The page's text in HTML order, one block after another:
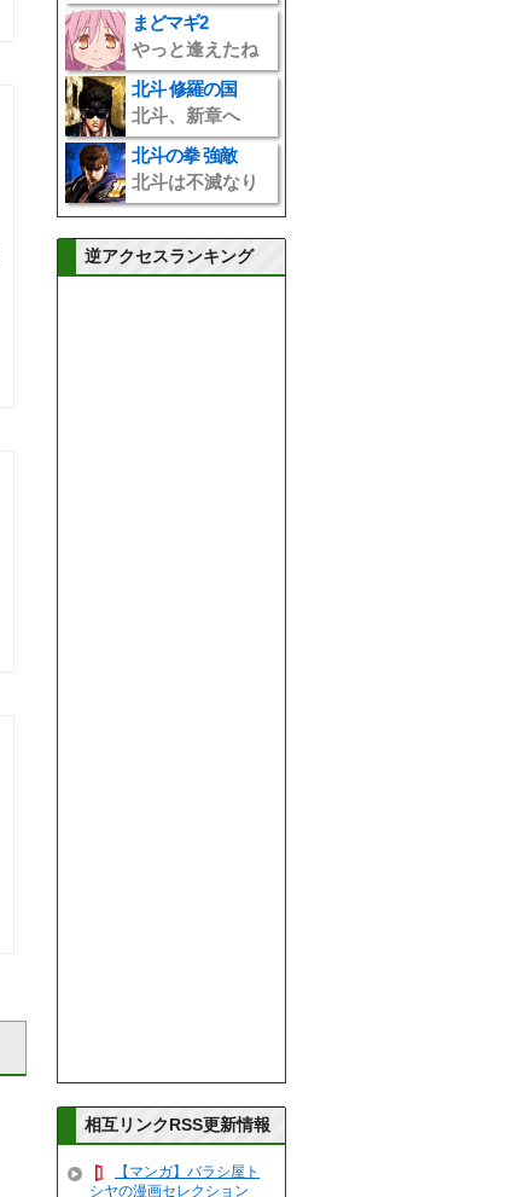
">
">
まどマギ2
やっと逢えたね
">
北斗 修羅の国
北斗、新章へ
">
北斗の拳 強敵
北斗は不滅なり
逆アクセスランキング
相互リンクRSS更新情報
【マンガ】バラシ屋ト
シヤの漫画セレクション